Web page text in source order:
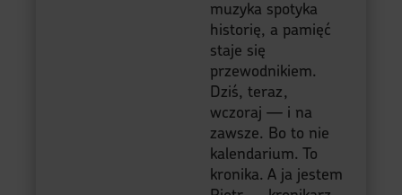
muzyka spotyka
historię, a pamięć
staje się
przewodnikiem.
Dziś, teraz,
wczoraj — i na
zawsze. Bo to nie
kalendarium. To
kronika. A ja jestem